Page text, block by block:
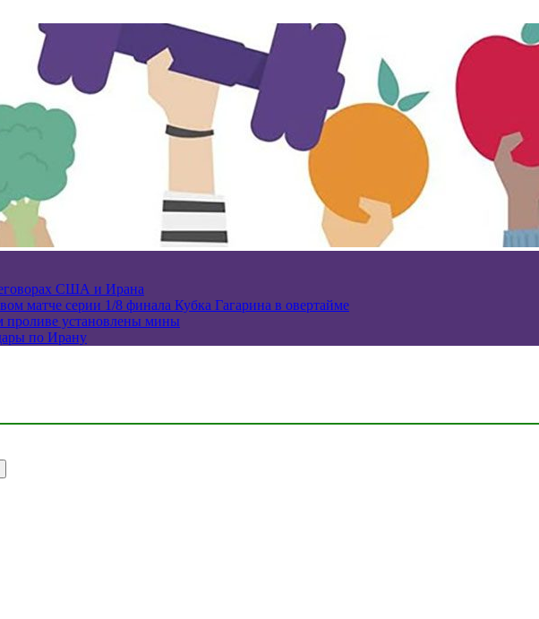
США и Ирана
матче серии 1/8 финала Кубка Гагарина в овертайме
установлены мины
по Ирану